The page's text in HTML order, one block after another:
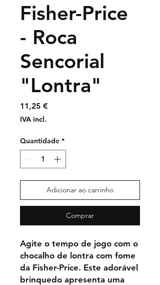
Fisher-Price
- Roca
Sencorial
"Lontra"
11,25 €Preço
IVA incl.
Quantidade *
Adicionar ao carrinho
Comprar
Agite o tempo de jogo com o
chocalho de lontra com fome
da Fisher-Price. Este adorável
brinquedo apresenta uma